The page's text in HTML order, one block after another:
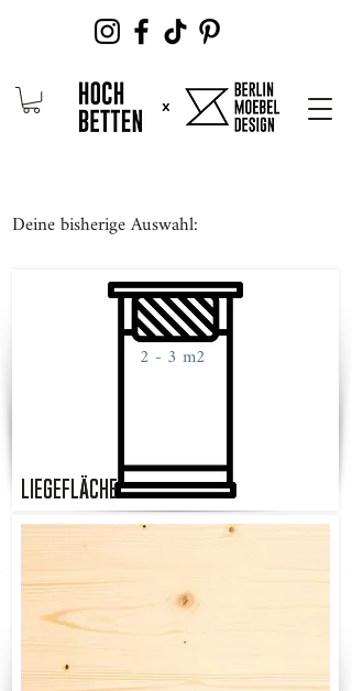
Deine bisherige Auswahl:
2 - 3 m2
LIEGEFLÄCHE
LIEGEFLÄCHE